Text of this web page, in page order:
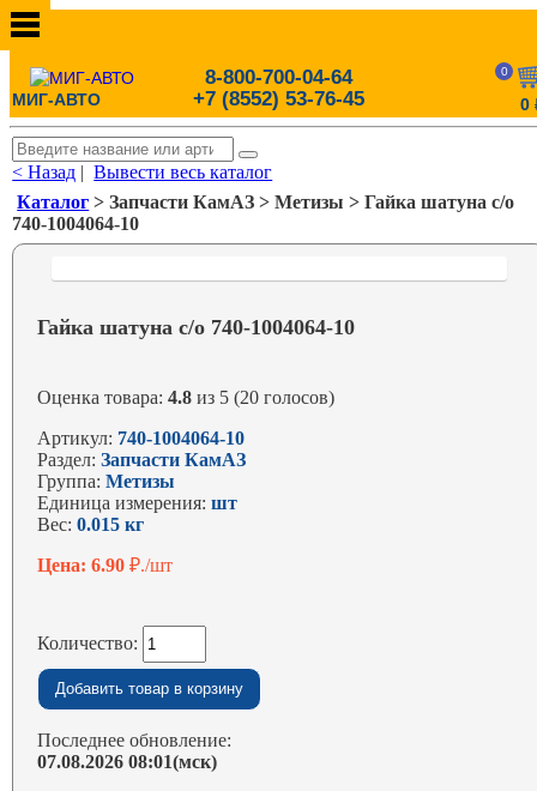
МИГ-АВТО
8-800-700-04-64
+7 (8552) 53-76-45
0
0
< Назад |Вывести весь каталог
Каталог > Запчасти КамАЗ > Метизы > Гайка шатуна с/о
740-1004064-10
Гайка шатуна с/о 740-1004064-10
Оценка товара:4.8 из 5 (20 голосов)
Артикул: 740-1004064-10
Раздел:Запчасти КамАЗ
Группа:Метизы
Единица измерения:шт
Вес:0.015 кг
Цена: 6.90₽./шт
Количество:
Последнее обновление:
07.08.2026 08:01(мск)